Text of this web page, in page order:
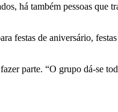
há também pessoas
de aniversário,
parte. “O grupo dá-se